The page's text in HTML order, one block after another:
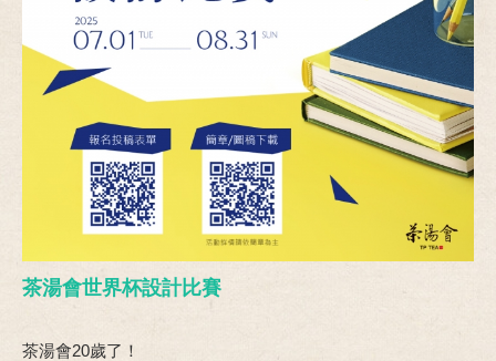
茶湯會世界杯設計比賽
茶湯會20歲了！